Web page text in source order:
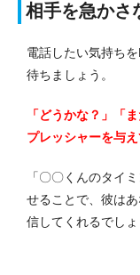
相手を急かさ
電話したい気持ち
待ちましょう。
「どうかな？」「
プレッシャーを与え
「〇〇くんのタイ
せることで、彼は
信してくれるでしょ